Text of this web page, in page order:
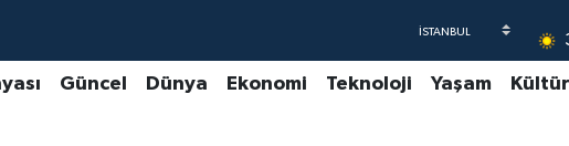
Güncel Dünya Ekonomi Teknoloji Yaşam Kültür